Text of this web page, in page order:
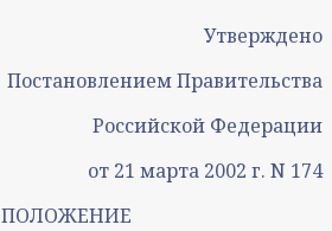
Утверждено
Постановлением Правительства
Российской Федерации
от 21 марта 2002 г. N 174
ПОЛОЖЕНИЕ